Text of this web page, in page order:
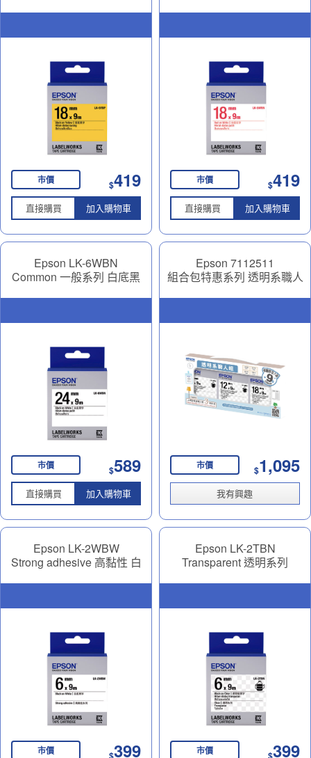
市價 $419
直接購買 加入購物車
市價 $419
直接購買 加入購物車
Epson LK-6WBN
Common 一般系列 白底黑
市價 $589
直接購買 加入購物車
Epson 7112511
組合包特惠系列 透明系職人
市價 $1,095
我有興趣
Epson LK-2WBW
Strong adhesive 高黏性 白
市價 $399
Epson LK-2TBN
Transparent 透明系列
市價 $399